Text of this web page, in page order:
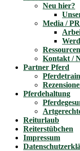
Neu hier?
Media /
Ressourcen
Kontakt /
Partner Pferd
Pferdehaltung
Reiturlaub
Reiterstübchen
Impressum